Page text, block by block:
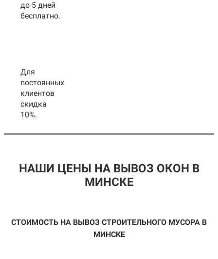
до 5 дней
бесплатно.
Для
постоянных
клиентов
скидка
10%.
НАШИ ЦЕНЫ НА ВЫВОЗ ОКОН В
МИНСКЕ
СТОИМОСТЬ НА ВЫВОЗ СТРОИТЕЛЬНОГО МУСОРА В
МИНСКЕ